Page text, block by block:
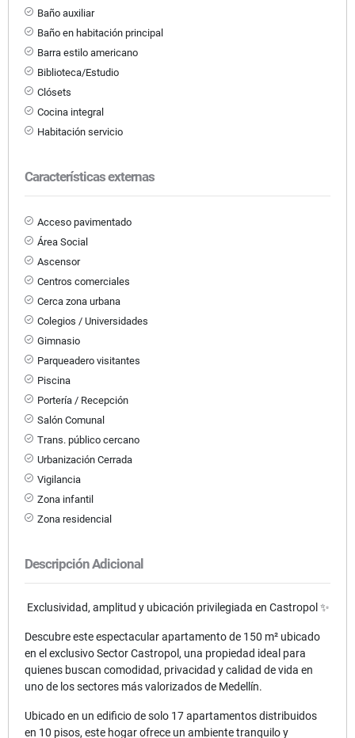
Baño auxiliar
Baño en habitación principal
Barra estilo americano
Biblioteca/Estudio
Clósets
Cocina integral
Habitación servicio
Características externas
Acceso pavimentado
Área Social
Ascensor
Centros comerciales
Cerca zona urbana
Colegios / Universidades
Gimnasio
Parqueadero visitantes
Piscina
Portería / Recepción
Salón Comunal
Trans. público cercano
Urbanización Cerrada
Vigilancia
Zona infantil
Zona residencial
Descripción Adicional
Exclusividad, amplitud y ubicación privilegiada en Castropol ✨
Descubre este espectacular apartamento de 150 m² ubicado
en el exclusivo Sector Castropol, una propiedad ideal para
quienes buscan comodidad, privacidad y calidad de vida en
uno de los sectores más valorizados de Medellín.
Ubicado en un edificio de solo 17 apartamentos distribuidos
en 10 pisos, este hogar ofrece un ambiente tranquilo y